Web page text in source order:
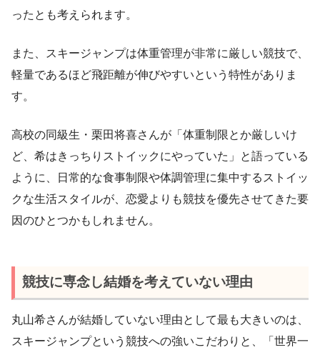
ったとも考えられます。
また、スキージャンプは体重管理が非常に厳しい競技で、
軽量であるほど飛距離が伸びやすいという特性がありま
す。
高校の同級生・栗田将喜さんが「体重制限とか厳しいけ
ど、希はきっちりストイックにやっていた」と語っている
ように、日常的な食事制限や体調管理に集中するストイッ
クな生活スタイルが、恋愛よりも競技を優先させてきた要
因のひとつかもしれません。
競技に専念し結婚を考えていない理由
丸山希さんが結婚していない理由として最も大きいのは、
スキージャンプという競技への強いこだわりと、「世界一